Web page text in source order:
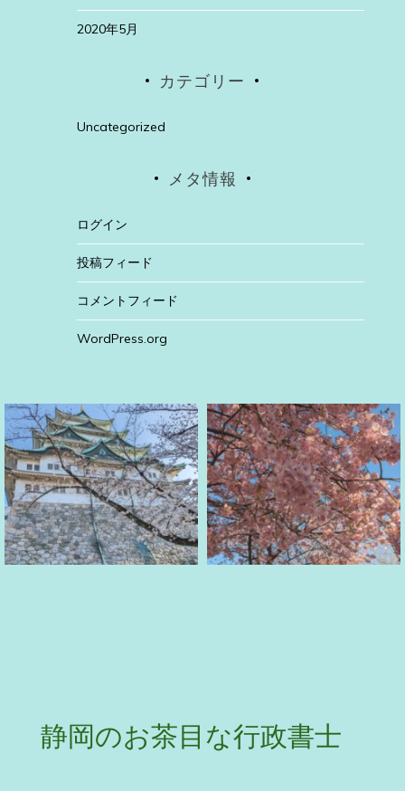
2020年5月
カテゴリー
Uncategorized
メタ情報
ログイン
投稿フィード
コメントフィード
WordPress.org
静岡のお茶目な行政書士